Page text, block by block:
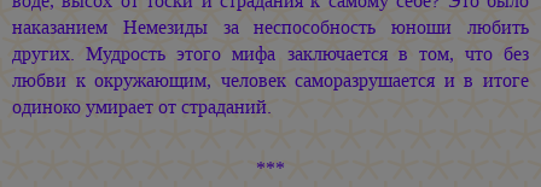
наказанием Немезиды за неспособность юноши любить
других. Мудрость этого мифа заключается в том, что без
любви к окружающим, человек саморазрушается и в итоге
одиноко умирает от страданий.
***